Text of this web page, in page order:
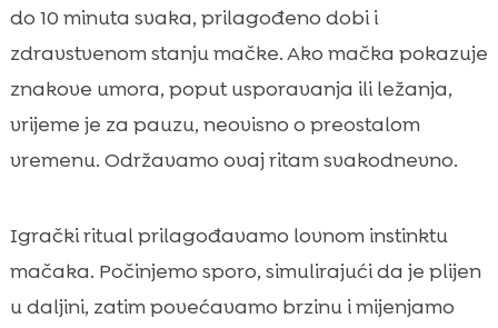
do 10 minuta svaka, prilagođeno dobi i
zdravstvenom stanju mačke. Ako mačka pokazuje
znakove umora, poput usporavanja ili ležanja,
vrijeme je za pauzu, neovisno o preostalom
vremenu. Održavamo ovaj ritam svakodnevno.
Igrački ritual prilagođavamo lovnom instinktu
mačaka. Počinjemo sporo, simulirajući da je plijen
u daljini, zatim povećavamo brzinu i mijenjamo